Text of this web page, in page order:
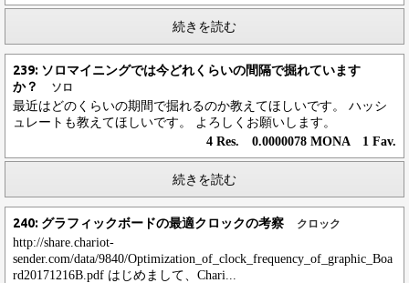
続きを読む
239: ソロマイニングでは今どれくらいの間隔で掘れています
か？
ソロ
最近はどのくらいの期間で掘れるのか教えてほしいです。 ハッシ
ュレートも教えてほしいです。 よろしくお願いします。
4 Res. 0.0000078 MONA 1 Fav.
続きを読む
240: グラフィックボードの最適クロックの考察 クロック
http://share.chariot-
sender.com/data/9840/Optimization_of_clock_frequency_of_graphic_Boa
rd20171216B.pdf はじめまして、Chari...